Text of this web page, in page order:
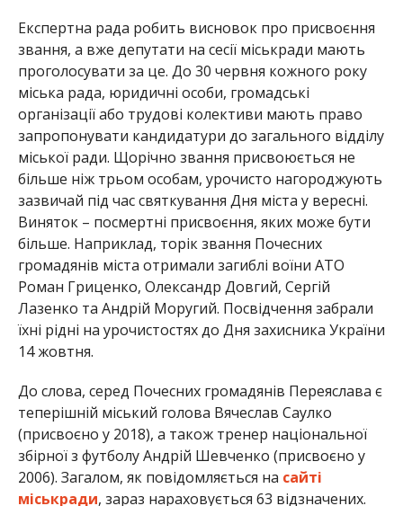
Експертна рада робить висновок про присвоєння
звання, а вже депутати на сесії міськради мають
проголосувати за це. До 30 червня кожного року
міська рада, юридичні особи, громадські
організації або трудові колективи мають право
запропонувати кандидатури до загального відділу
міської ради. Щорічно звання присвоюється не
більше ніж трьом особам, урочисто нагороджують
зазвичай під час святкування Дня міста у вересні.
Виняток – посмертні присвоєння, яких може бути
більше. Наприклад, торік звання Почесних
громадянів міста отримали загиблі воїни АТО
Роман Гриценко, Олександр Довгий, Сергій
Лазенко та Андрій Моругий. Посвідчення забрали
їхні рідні на урочистостях до Дня захисника України
14 жовтня.
До слова, серед Почесних громадянів Переяслава є
теперішній міський голова Вячеслав Саулко
(присвоєно у 2018), а також тренер національної
збірної з футболу Андрій Шевченко (присвоєно у
2006). Загалом, як повідомляється на сайті
міськради, зараз нараховується 63 відзначених.